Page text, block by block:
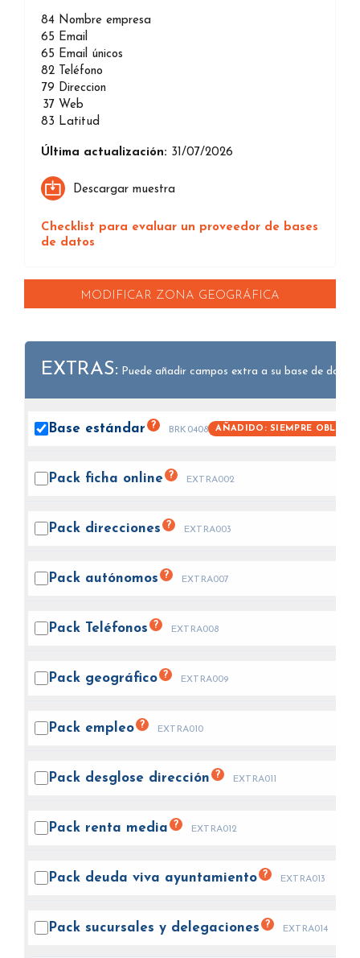
84 Nombre empresa
65 Email
65 Email únicos
82 Teléfono
79 Direccion
37 Web
83 Latitud
Última actualización: 31/07/2026
Descargar muestra
Checklist para evaluar un proveedor de bases
de datos
MODIFICAR ZONA GEOGRÁFICA
EXTRAS: Puede añadir campos extra a su base de datos.
Base estándar ? BRK0408 AÑADIDO: SIEMPRE
Pack ficha online ? EXTRA002
Pack direcciones ? EXTRA003
Pack autónomos ? EXTRA007
Pack Teléfonos ? EXTRA008
Pack geográfico ? EXTRA009
Pack empleo ? EXTRA010
Pack desglose dirección ? EXTRA011
Pack renta media ? EXTRA012
Pack deuda viva ayuntamiento ? EXTRA013
Pack sucursales y delegaciones ? EXTRA014